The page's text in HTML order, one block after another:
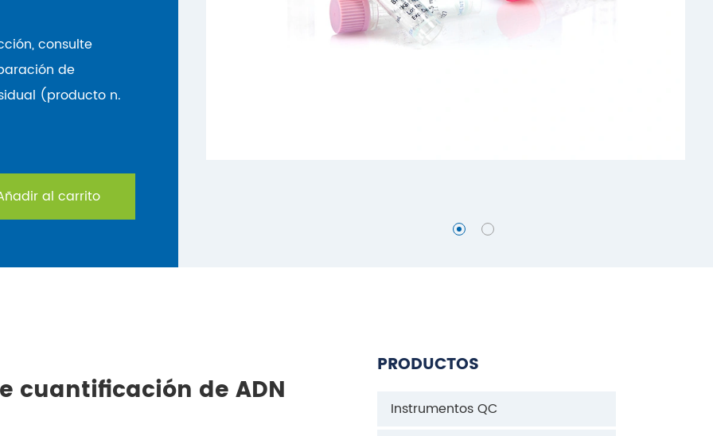
consulte
de
(producto n.
al carrito
cuantificación de ADN
PRODUCTOS
Instrumentos QC